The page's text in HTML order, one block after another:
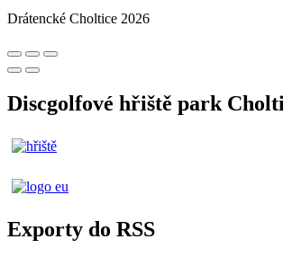
Drátencké Choltice 2026
Discgolfové hřiště park
Exporty do RSS